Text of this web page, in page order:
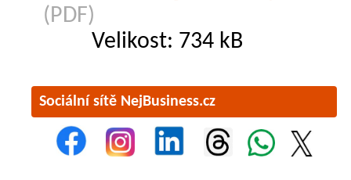
(PDF)
Velikost: 734 kB
Sociální sítě NejBusiness.cz